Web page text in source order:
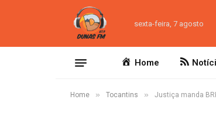
sexta-feira, 7 agosto
Home
Home » Tocantins » Justiça manda